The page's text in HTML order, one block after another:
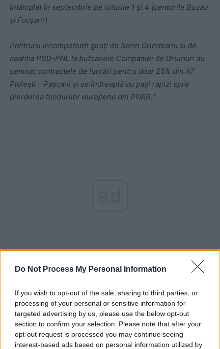
Do Not Process My Personal Information
If you wish to opt-out of the sale, sharing to third parties, or
processing of your personal or sensitive information for
targeted advertising by us, please use the below opt-out
section to confirm your selection. Please note that after your
opt-out request is processed you may continue seeing
interest-based ads based on personal information utilized by
întâmplat în septembrie pe loturile 1 și 4 (centurile Buzău
și Focșani).
Politrucii incompetenți girați de Sorin Grindeanu și de
coaliția PSD-PNL la butoanele Companiei de Drumuri au
semnat contractele de lucrări pentru doar 25% din A7
Ploiești – Pașcani și se îndreaptă cu pași rapizi spre
pierderea fondurilor europene din PNRR.“
Puteți susține ZIARISTII.COM făcând
odonație AICI.Vă mulțumim!
CITIȚI ȘI: